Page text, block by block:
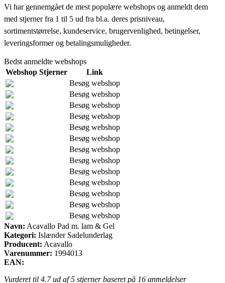
Vi har gennemgået de mest populære webshops og anmeldt dem
med stjerner fra 1 til 5 ud fra bl.a. deres prisniveau,
sortimentstørrelse, kundeservice, brugervenlighed, betingelser,
leveringsformer og betalingsmuligheder.
Bedst anmeldte webshops
Webshop Stjerner
Link
Besøg webshop
Besøg webshop
Besøg webshop
Besøg webshop
Besøg webshop
Besøg webshop
Besøg webshop
Besøg webshop
Besøg webshop
Besøg webshop
Besøg webshop
Besøg webshop
Besøg webshop
Navn: Acavallo Pad m. lam & Gel
Kategori: Islænder Sadelunderlag
Producent: Acavallo
Varenummer: 1994013
EAN:
Vurderet til 4.7ud af 5 stjerner baseret på 16 anmeldelser